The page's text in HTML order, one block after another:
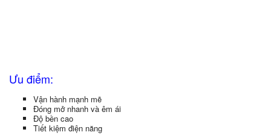
Ưu điểm:
Vận hành mạnh mẽ
Đóng mở nhanh và êm ái
Độ bền cao
Tiết kiệm điện năng